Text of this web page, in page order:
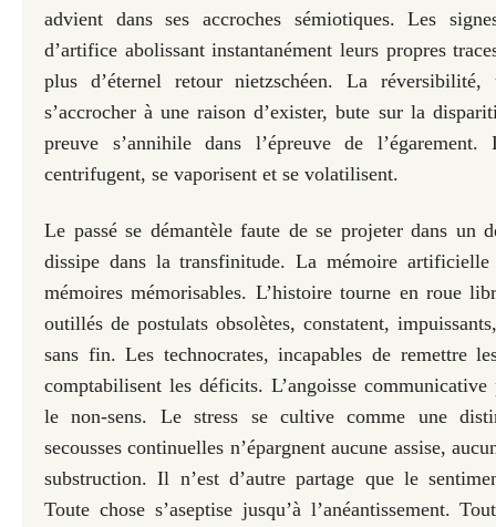
advient dans ses accroches sémiotiques. Les
d’artifice abolissant instantanément leurs propres
plus d’éternel retour nietzschéen. La
s’accrocher à une raison d’exister, bute sur la
preuve s’annihile dans l’épreuve de l’égarement.
centrifugent, se vaporisent et se volatilisent.
Le passé se démantèle faute de se projeter dans un
dissipe dans la transfinitude. La mémoire
mémoires mémorisables. L’histoire tourne en roue
outillés de postulats obsolètes, constatent,
sans fin. Les technocrates, incapables de remettre
comptabilisent les déficits. L’angoisse communicative
le non-sens. Le stress se cultive comme une
secousses continuelles n’épargnent aucune assise,
substruction. Il n’est d’autre partage que le
Toute chose s’aseptise jusqu’à l’anéantissement.